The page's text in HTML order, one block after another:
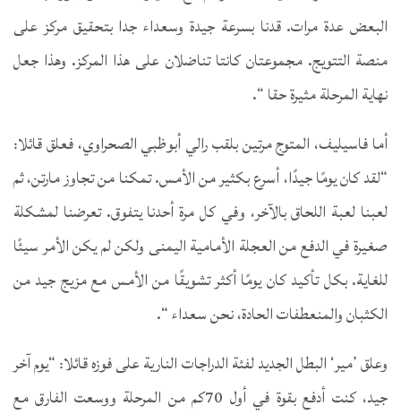
البعض عدة مرات. قدنا بسرعة جيدة وسعداء جدا بتحقيق مركز على
منصة التتويج. مجموعتان كانتا تناضلان على هذا المركز. وهذا جعل
نهاية المرحلة مثيرة حقا “.
أما فاسيليف، المتوج مرتين بلقب رالي أبوظبي الصحراوي، فعلق قائلا:
“لقد كان يومًا جيدًا، أسرع بكثير من الأمس. تمكنا من تجاوز مارتن، ثم
لعبنا لعبة اللحاق بالآخر، وفي كل مرة أحدنا يتفوق. تعرضنا لمشكلة
صغيرة في الدفع من العجلة الأمامية اليمنى ولكن لم يكن الأمر سيئًا
للغاية. بكل تأكيد كان يومًا أكثر تشويقًا من الأمس مع مزيج جيد من
الكثبان والمنعطفات الحادة، نحن سعداء “.
وعلق ’مير‘ البطل الجديد لفئة الدراجات النارية على فوزه قائلا: “يوم آخر
جيد، كنت أدفع بقوة في أول 70كم من المرحلة ووسعت الفارق مع